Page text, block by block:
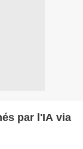
par l'IA via